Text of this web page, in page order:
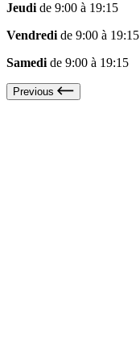
Jeudi de 9:00 à 19:15
Vendredi de 9:00 à 19:15
Samedi de 9:00 à 19:15
Previous